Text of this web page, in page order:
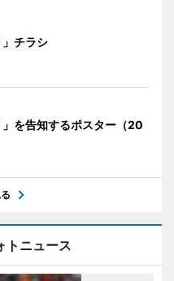
」チラシ
」を告知するポスター（20
トニュース